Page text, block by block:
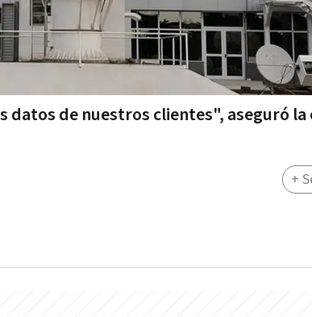
datos de nuestros clientes", aseguró la
+